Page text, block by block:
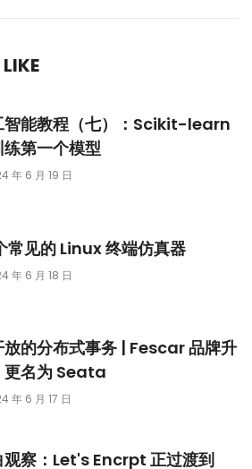
智能教程（七）：Scikit-learn
练第一个模型
年 6 月 19 日
常见的 Linux 终端仿真器
年 6 月 18 日
放的分布式事务 | Fescar 品牌升
更名为 Seata
年 6 月 17 日
观察：Let's Encrpt 正过渡到